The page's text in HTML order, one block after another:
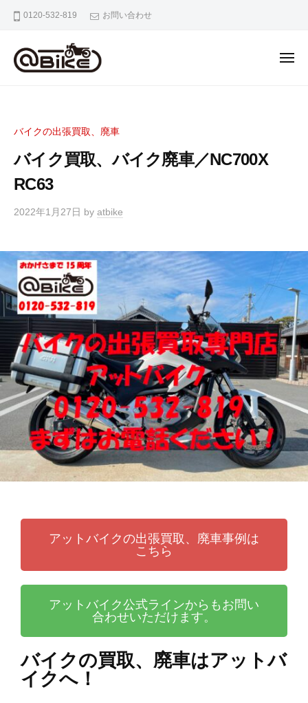
0120-532-819 お問い合わせ
出
張
取
門
店
ア
ッ
ト
バ
イ
ク
都
大
市
イ
出
張
買
取
り
・
引
取
・
車
バイクの出張買取、廃車
バイク買取、バイク廃車／NC700X
RC63
2022年1月27日 by atbike
アットバイクの出張買取、廃車事例は
こちら
アットバイク公式ラインからもお問い
合わせいただけます。
バイクの買取、廃車はアットバ
イクへ！
イ
の
出
専
店
ア
ト
ク